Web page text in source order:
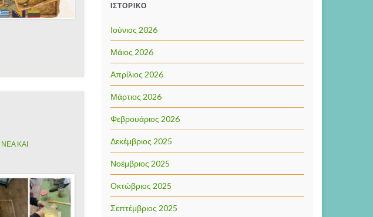
ΝΕΑ ΚΑΙ
ΙΣΤΟΡΙΚΌ
Ιούνιος 2026
Μάιος 2026
Απρίλιος 2026
Μάρτιος 2026
Φεβρουάριος 2026
Δεκέμβριος 2025
Νοέμβριος 2025
Οκτώβριος 2025
Σεπτέμβριος 2025